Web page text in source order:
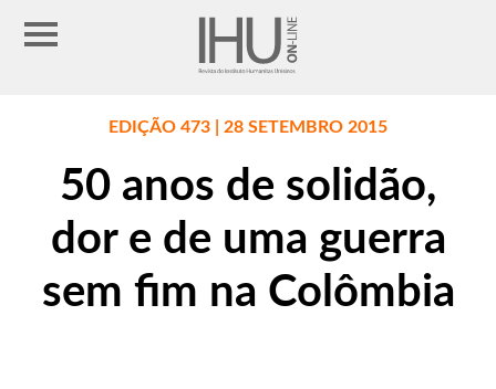
EDIÇÃO 473 | 28 SETEMBRO 2015
50 anos de solidão,
dor e de uma guerra
sem fim na Colômbia